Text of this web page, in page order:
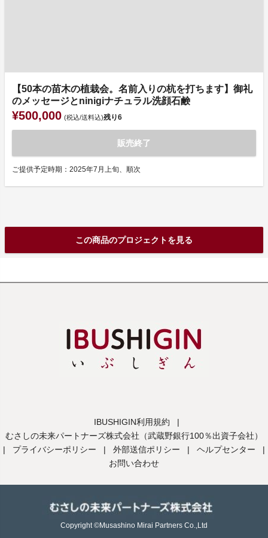
【50本の苗木の植栽会。名前入りの杭を打ちます】御礼
のメッセージとninigiナチュラル洗顔石鹸
¥500,000 (税込/送料込)残り6
販売終了
ご提供予定時期：2025年7月上旬、順次
この商品のプロジェクトを見る
IBUSHIGIN利用規約
|
むさしの未来パートナーズ株式会社（武蔵野銀行100％出資子会社）
|
プライバシーポリシー | 外部送信ポリシー | ヘルプセンター
|
お問い合わせ
Copyright ©Musashino Mirai Partners Co.,Ltd